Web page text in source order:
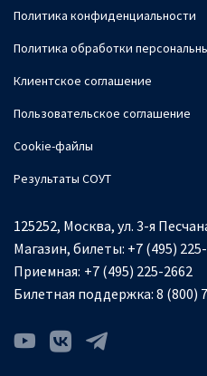
Политика конфиденциальности
Политика обработки
Клиентское соглашение
Пользовательское соглашение
Cookie-файлы
Результаты СОУТ
125252, Москва, ул. 3-я
Магазин, билеты: +7 (495)
Приемная: +7 (495) 225-2662
Билетная поддержка: 8 (800)